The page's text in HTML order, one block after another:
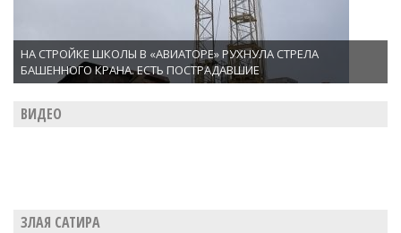
НА СТРОЙКЕ ШКОЛЫ В «АВИАТОРЕ» РУХНУЛА СТРЕЛА
БАШЕННОГО КРАНА. ЕСТЬ ПОСТРАДАВШИЕ
ВИДЕО
ЗЛАЯ САТИРА